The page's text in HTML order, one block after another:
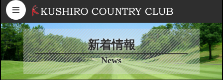
コンテンツへスキップ
新着情報
News